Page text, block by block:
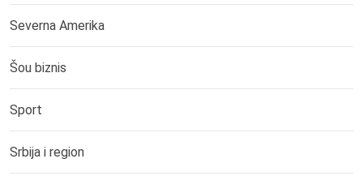
Severna Amerika
Šou biznis
Sport
Srbija i region